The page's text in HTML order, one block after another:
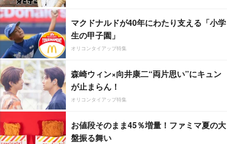
マクドナルドが40年にわたり支える「小学
生の甲子園」
オリコンタイアップ特集
森崎ウィン×向井康二“両片思い”にキュン
が止まらん！
オリコンタイアップ特集
お値段そのまま45％増量！ファミマ夏の大
盤振る舞い